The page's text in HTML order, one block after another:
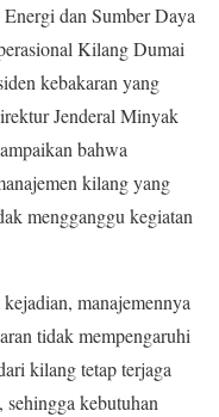
dan Sumber Daya
Kilang Dumai
kebakaran yang
Jenderal Minyak
bahwa
kilang yang
mengganggu kegiatan
manajemennya
tidak mempengaruhi
kilang tetap terjaga
sehingga kebutuhan